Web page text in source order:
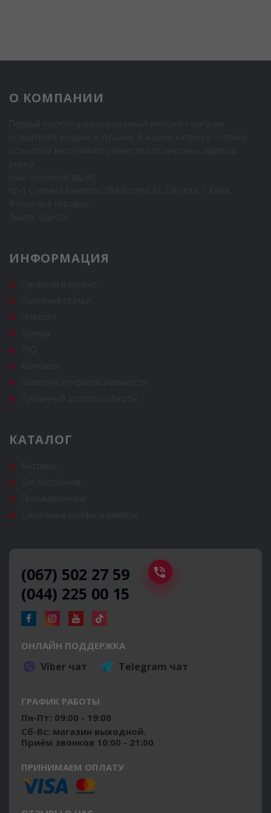
О КОМПАНИИ
ИНФОРМАЦИЯ
КАТАЛОГ
(067) 502 27 59
(044) 225 00 15
ОНЛАЙН ПОДДЕРЖКА
Viber чат Telegram чат
ГРАФИК РАБОТЫ
Пн-Пт: 09:00 - 19:00
Сб-Вс: магазин выходной.
Приём звонков 10:00 - 21:00
ПРИНИМАЕМ ОПЛАТУ